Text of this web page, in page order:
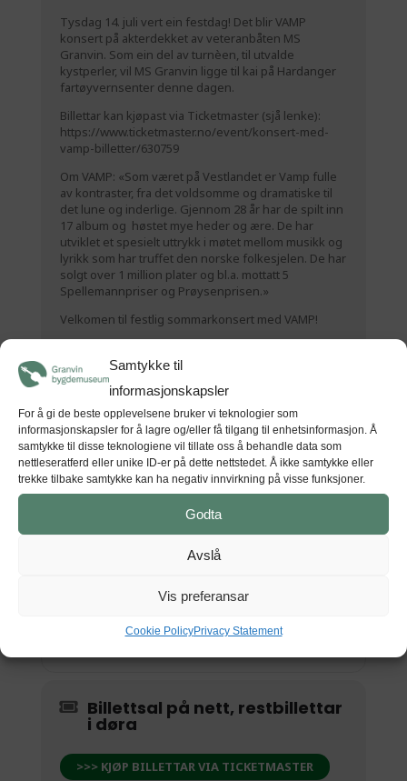
Samtykke til
informasjonskapsler
For å gi de beste opplevelsene bruker vi teknologier som
informasjonskapsler for å lagre og/eller få tilgang til enhetsinformasjon. Å
samtykke til disse teknologiene vil tillate oss å behandle data som
nettleseratferd eller unike ID-er på dette nettstedet. Å ikke samtykke eller
trekke tilbake samtykke kan ha negativ innvirkning på visse funksjoner.
Godta
Avslå
Vis preferansar
Cookie PolicyPrivacy Statement
Tysdag 14. juli vert ein festdag! Det blir VAMP
konsert på akterdekket av veteranbåten MS
Granvin. Som ein del av turnèen, til utvalde
kystperler, vil MS Granvin ligge til kai på Hardanger
fartøyvernsenter denne dagen.
Billettar kan kjøpast via Ticketmaster (sjå lenke):
https://www.ticketmaster.no/event/konsert-med-
vamp-billetter/630759
Om VAMP: «Som været på Vestlandet er Vamp fulle
av kontraster, fra det voldsomme og dramatiske til
det lune og inderlige. Gjennom 28 år har de spilt inn
17 album og høstet mye heder og ære. De har
utviklet et spesielt uttrykk i møtet mellom musikk og
lyrikk som har truffet den norske folkesjelen. De har
solgt over 1 million plater og bl.a. mottatt 5
Spellemannpriser og Prøysenprisen.»
Velkomen til festlig sommarkonsert med VAMP!
Tid
(Tysdag) 19:00 - 20:30 (GMT+00:00)
STAD
Hardanger fartøyvernsenter
Sandvenvegen 50, 5600 Norheimsund
GET DIRECTIONS
Billettsal på nett, restbillettar
i døra
>>> KJØP BILLETTAR VIA TICKETMASTER